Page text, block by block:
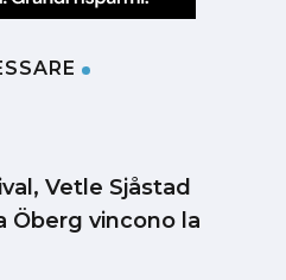
Vetle Sjåstad
Öberg vincono la